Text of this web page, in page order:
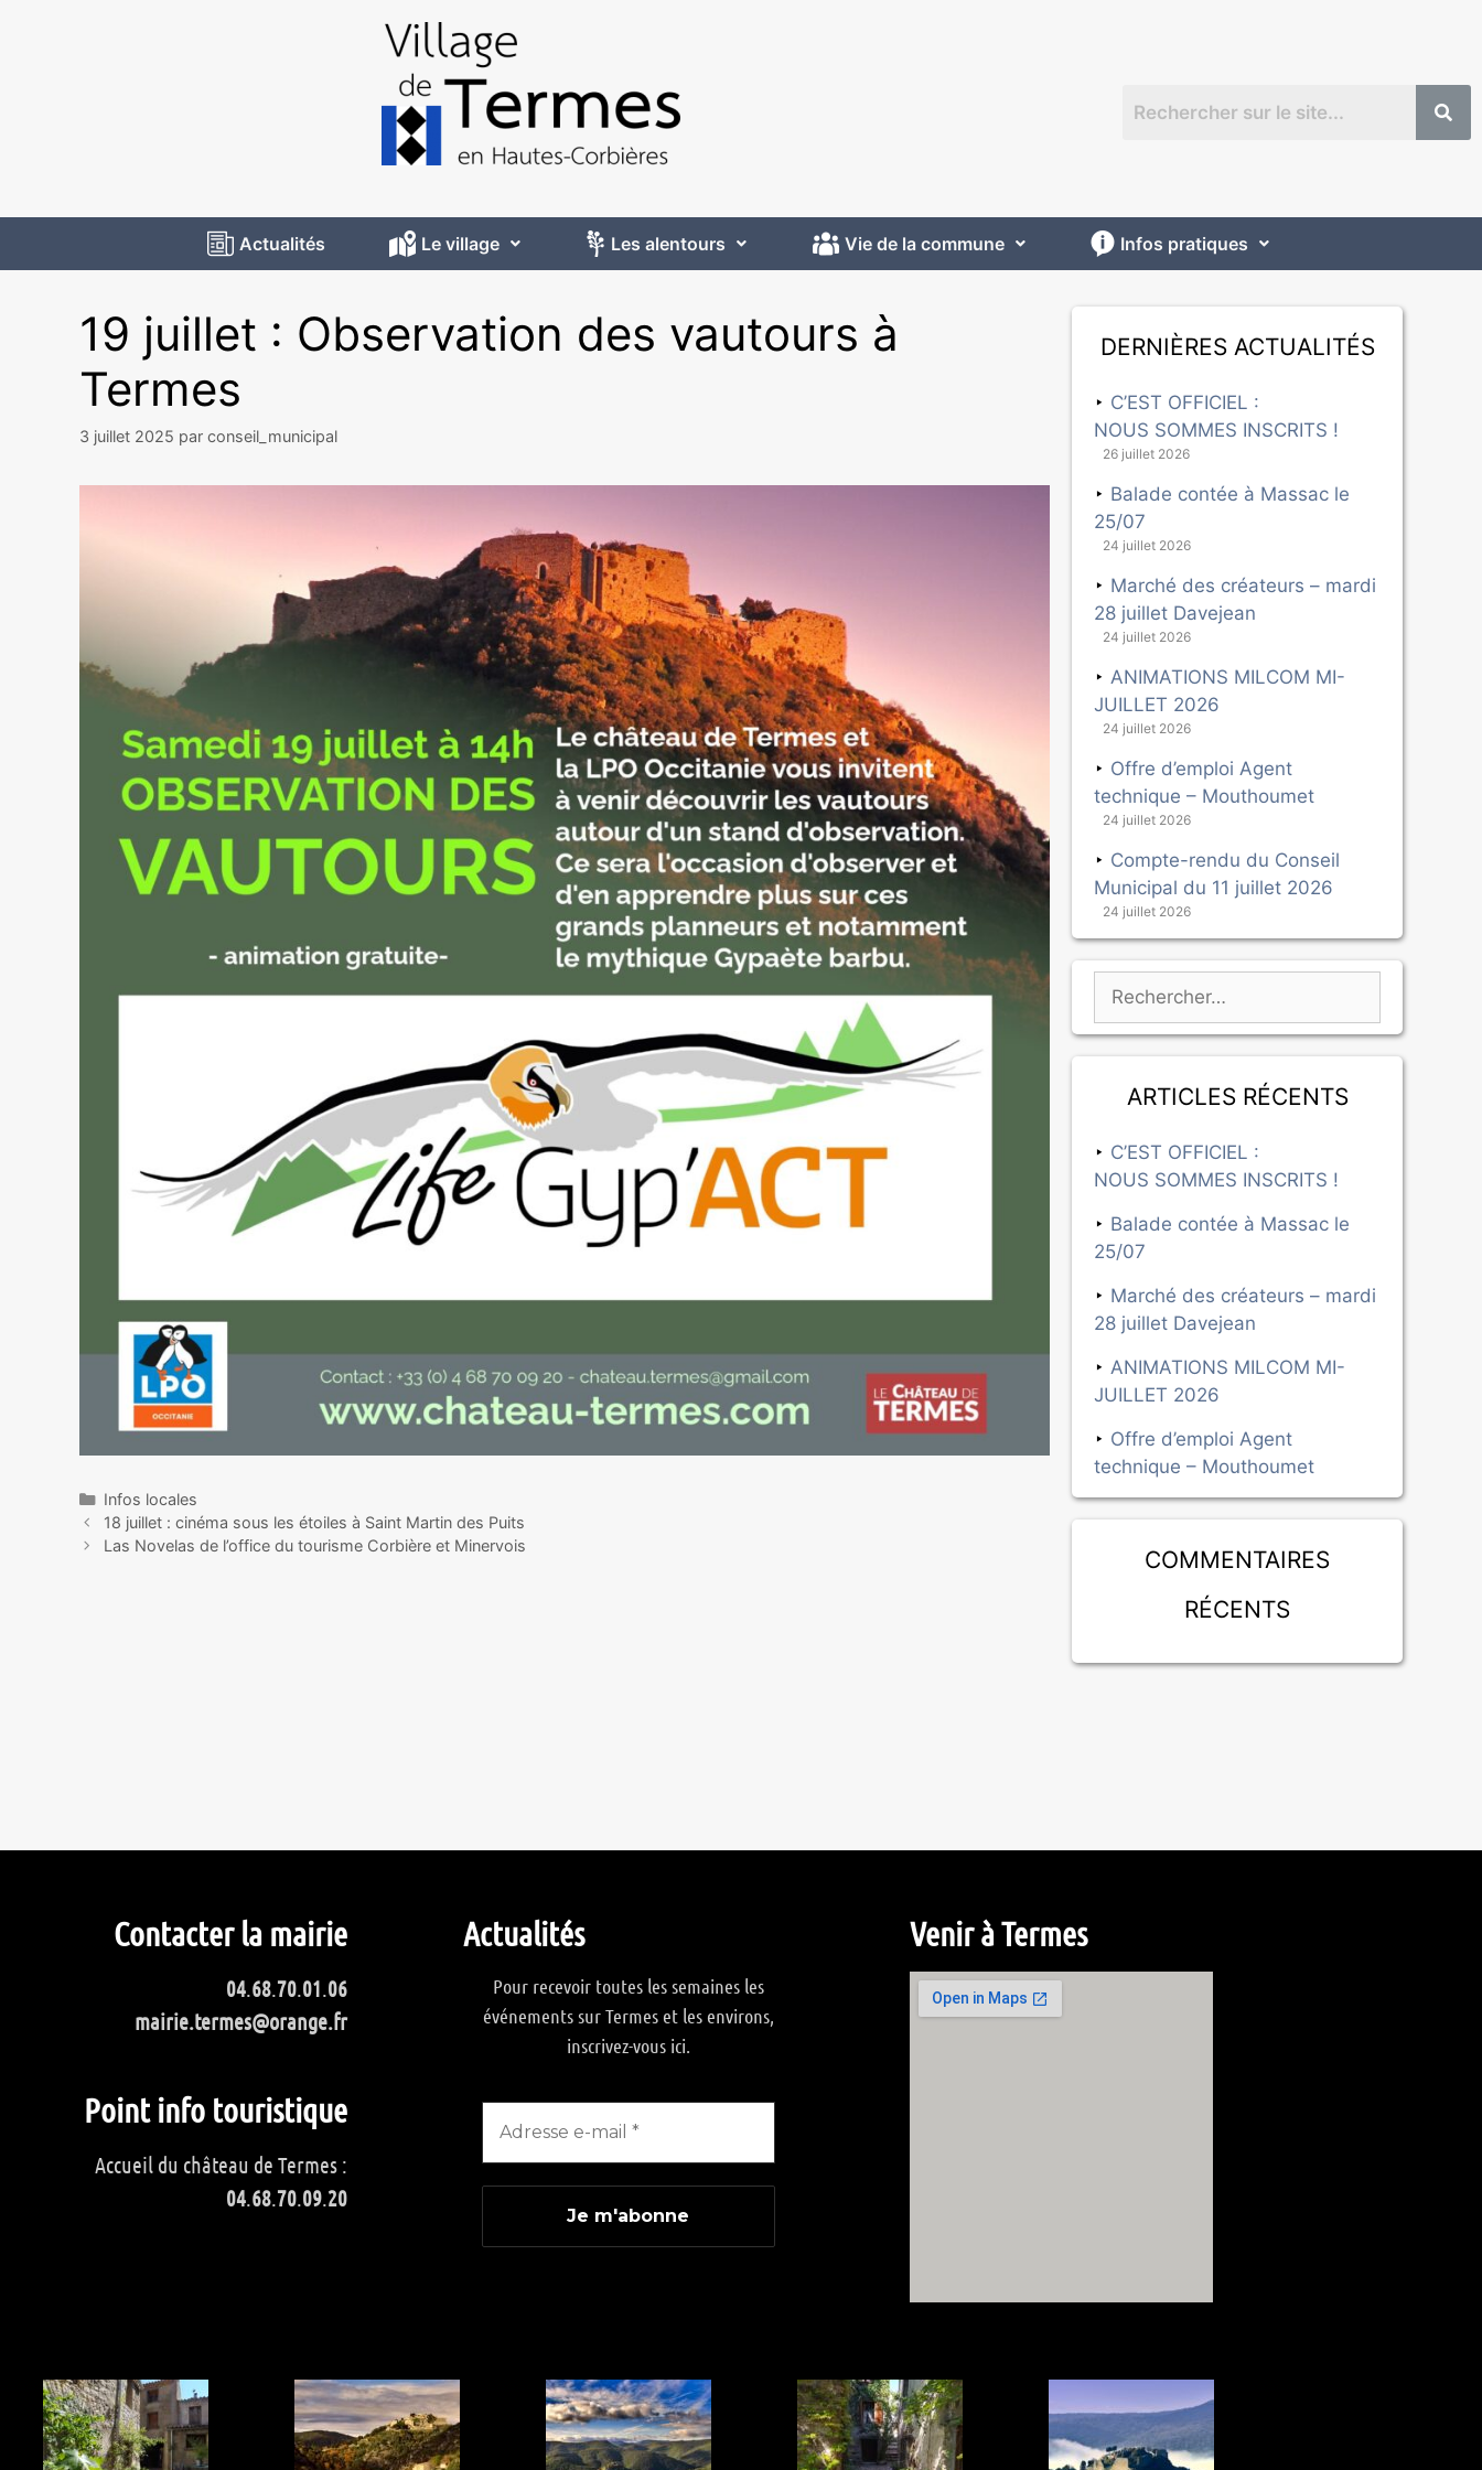
Actualités Le village Les alentours Vie de la commune Infos pratiques
19 juillet : Observation des vautours à
Termes
3 juillet 2025 par conseil_municipal
Infos locales
18 juillet : cinéma sous les étoiles à Saint Martin des Puits
Las Novelas de l’office du tourisme Corbière et Minervois
Dernières actualités
C’EST OFFICIEL :
NOUS SOMMES INSCRITS !
26 juillet 2026
Balade contée à Massac le
25/07
24 juillet 2026
Marché des créateurs – mardi
28 juillet Davejean
24 juillet 2026
ANIMATIONS MILCOM MI-
JUILLET 2026
24 juillet 2026
Offre d’emploi Agent
technique – Mouthoumet
24 juillet 2026
Compte-rendu du Conseil
Municipal du 11 juillet 2026
24 juillet 2026
Articles récents
C’EST OFFICIEL :
NOUS SOMMES INSCRITS !
Balade contée à Massac le
25/07
Marché des créateurs – mardi
28 juillet Davejean
ANIMATIONS MILCOM MI-
JUILLET 2026
Offre d’emploi Agent
technique – Mouthoumet
Commentaires
récents
Contacter la mairie
04.68.70.01.06
mairie.termes@orange.fr
Point info touristique
Accueil du château de Termes :
04.68.70.09.20
Actualités
Pour recevoir toutes les semaines les
événements sur Termes et les environs,
inscrivez-vous ici.
Venir à Termes